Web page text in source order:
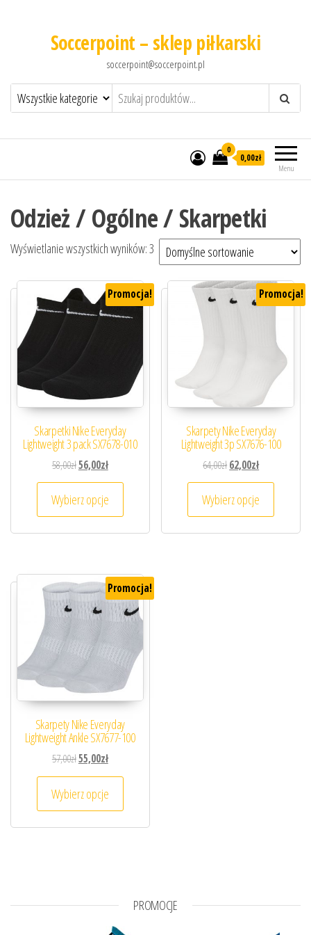
Soccerpoint – sklep piłkarski
soccerpoint@soccerpoint.pl
Menu
0
0,00zł
Odzież / Ogólne / Skarpetki
Wyświetlanie wszystkich wyników: 3
Promocja!
Skarpetki Nike Everyday
Lightweight 3 pack SX7678-010
58,00złPierwotna cena wynosiła: 58,00zł.
56,00złAktualna cena wynosi: 56,00zł.
Wybierz opcje
Ten produkt ma wiele wariantów. Opcje
Promocja!
Skarpety Nike Everyday
Lightweight 3p SX7676-100
64,00złPierwotna cena
62,00złAktualna cena
Wybierz opcje
Ten
Promocja!
Skarpety Nike Everyday
Lightweight Ankle SX7677-100
57,00złPierwotna cena wynosiła: 57,00zł.
55,00złAktualna cena wynosi: 55,00zł.
Wybierz opcje
Ten produkt ma wiele wariantów. Opcje
PROMOCJE